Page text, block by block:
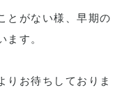
とがない様、早期の
ます。
りお待ちしておりま